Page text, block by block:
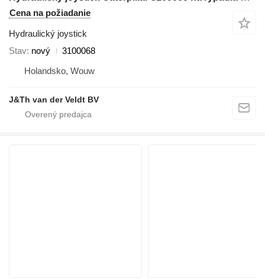
Cena na požiadanie
Hydraulický joystick
Stav nový
3100068
Holandsko, Wouw
J&Th van der Veldt BV